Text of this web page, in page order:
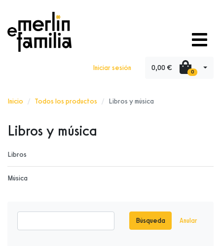
Iniciar sesión 0,00 € 0
Inicio Todos los productos Libros y música
Libros y música
Libros
Música
Búsqueda Anular